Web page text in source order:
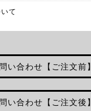
て
い合わせ【ご注文前】
い合わせ【ご注文後】